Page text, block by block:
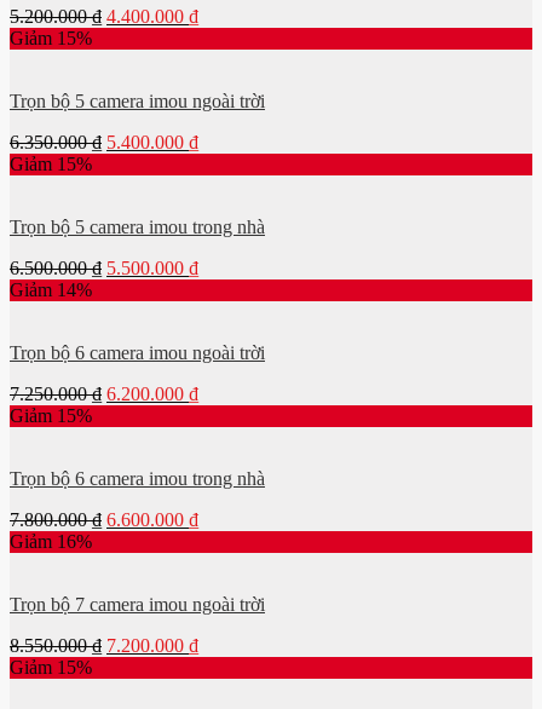
5.200.000₫ 4.400.000 ₫
Giảm 15%
Trọn bộ 5 camera imou ngoài trời
6.350.000₫ 5.400.000 ₫
Giảm 15%
Trọn bộ 5 camera imou trong nhà
6.500.000₫ 5.500.000 ₫
Giảm 14%
Trọn bộ 6 camera imou ngoài trời
7.250.000₫ 6.200.000 ₫
Giảm 15%
Trọn bộ 6 camera imou trong nhà
7.800.000₫ 6.600.000 ₫
Giảm 16%
Trọn bộ 7 camera imou ngoài trời
8.550.000₫ 7.200.000 ₫
Giảm 15%